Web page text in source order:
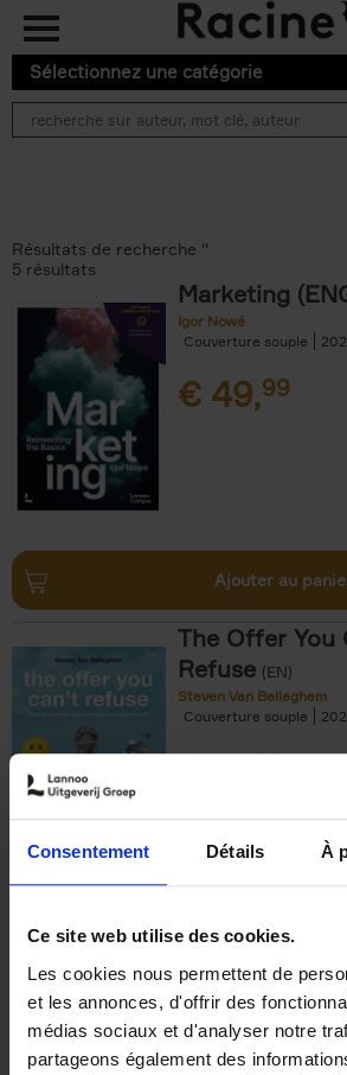
Consentement Détails À
Ce site web utilise des cookies.
Les cookies nous permettent de
et les annonces, d'offrir des
médias sociaux et d'analyser notre
partageons également des
Aller au contenu principal
Sélectionnez une catégorie
Résultats de recherche ''
5 résultats
Marketing
Igor Nowé
Couverture souple
€ 49,99
Ajouter au
The Offer You
Refuse (EN)
Steven Van Belleghem
Couverture souple
€37,50
Building
Business
Jochen Roef Jozefien
Couverture souple